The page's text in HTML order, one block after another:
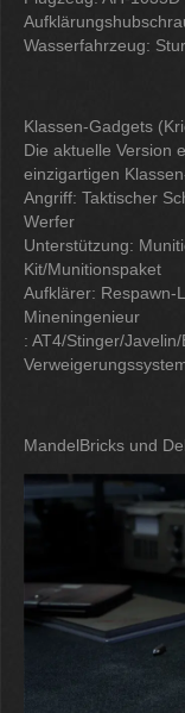
Wasserfahrzeug:
Klassen-Gadgets
Die aktuelle Version
einzigartigen
Angriff: Taktischer
Werfer
Unterstützung:
Kit/Munitionspaket
Aufklärer: Respawn-
Mineningenieur
: AT4/Stinger/
MandelBricks und